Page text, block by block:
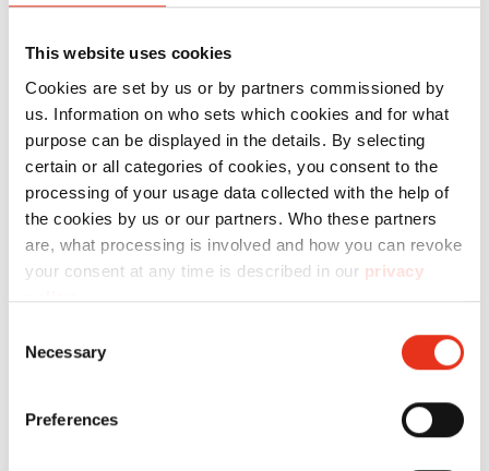
This website uses cookies
Cookies are set by us or by partners commissioned by
us. Information on who sets which cookies and for what
purpose can be displayed in the details. By selecting
certain or all categories of cookies, you consent to the
processing of your usage data collected with the help of
the cookies by us or our partners. Who these partners
are, what processing is involved and how you can revoke
your consent at any time is described in our privacy
policy.
Selection
Necessary
Preferences
Numero
Ordine:
EAN:
HSM
SECURIO
P36i - 1 x 5
mm +
dei metalli
da taglio
1854121N 4026631059534